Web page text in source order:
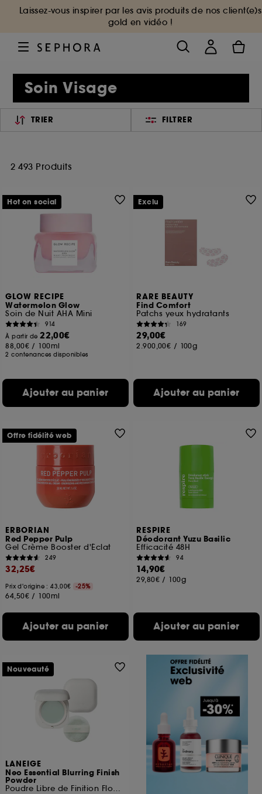
Laissez-vous inspirer par les avis produits de nos client(e)s
gold en vidéo !
Soin Visage
TRIER FILTRER
2 493 Produits
GLOW RECIPE
Watermelon Glow
Soin de Nuit AHA Mini
914
À partir de22,00€
88,00€ / 100ml
2 contenances disponibles
Ajouter au panier
Hot on social
RARE BEAUTY
Find Comfort
Patchs yeux hydratants
169
29,00€
2.900,00€ / 100g
Ajouter au panier
Exclu
ERBORIAN
Red Pepper Pulp
Gel Crème Booster d'Éclat
249
32,25€
Prix d'origine : 43,00€ -25%
64,50€ / 100ml
Ajouter au panier
Offre fidélité web
RESPIRE
Déodorant Yuzu Basilic
Efficacité 48H
94
14,90€
29,80€ / 100g
Ajouter au panier
LANEIGE
Neo Essential Blurring Finish
Powder
Poudre Libre de Finition Floutante
Nouveauté